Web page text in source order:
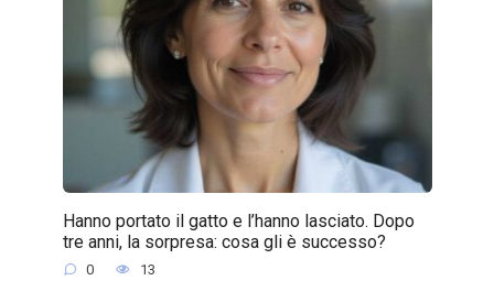
Hanno portato il gatto e l’hanno lasciato. Dopo
tre anni, la sorpresa: cosa gli è successo?
0 13